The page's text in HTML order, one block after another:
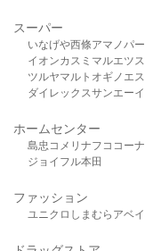
スーパー
いなげや西條アマノパ
イオンカスミ マルエツ
ツルヤマルト オギノ エ
ダイレックスサンエー
ホームセンター
島忠 コメリ ナフコ コー
ジョイフル本田
ファッション
ユニクロ しまむら アベ